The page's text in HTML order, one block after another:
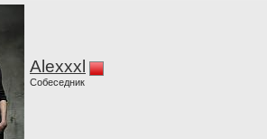
Alexxxl
Собеседник